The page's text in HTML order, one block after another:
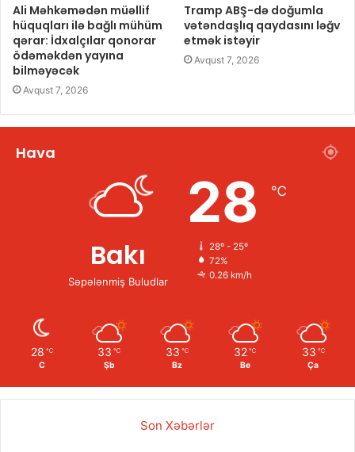
Ali Məhkəmədən müəllif
hüquqları ilə bağlı mühüm
qərar: İdxalçılar qonorar
ödəməkdən yayına
bilməyəcək
Avqust 7, 2026
Tramp ABŞ-də doğumla
vətəndaşlıq qaydasını ləğv
etmək istəyir
Avqust 7, 2026
Hava
Bakı
Səpələnmiş Buludlar
28 ℃
28º - 25º
72%
0.26 km/h
28 ℃
C
33 ℃
Şb
33 ℃
Bz
32 ℃
Be
33 ℃
Ça
Son Xəbərlər